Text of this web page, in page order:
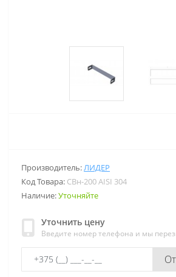
Производитель:ЛИДЕР
Код Товара: СВн-200 AISI 304
Наличие:Уточняйте
Уточнить цену
Введите номер телефона и мы